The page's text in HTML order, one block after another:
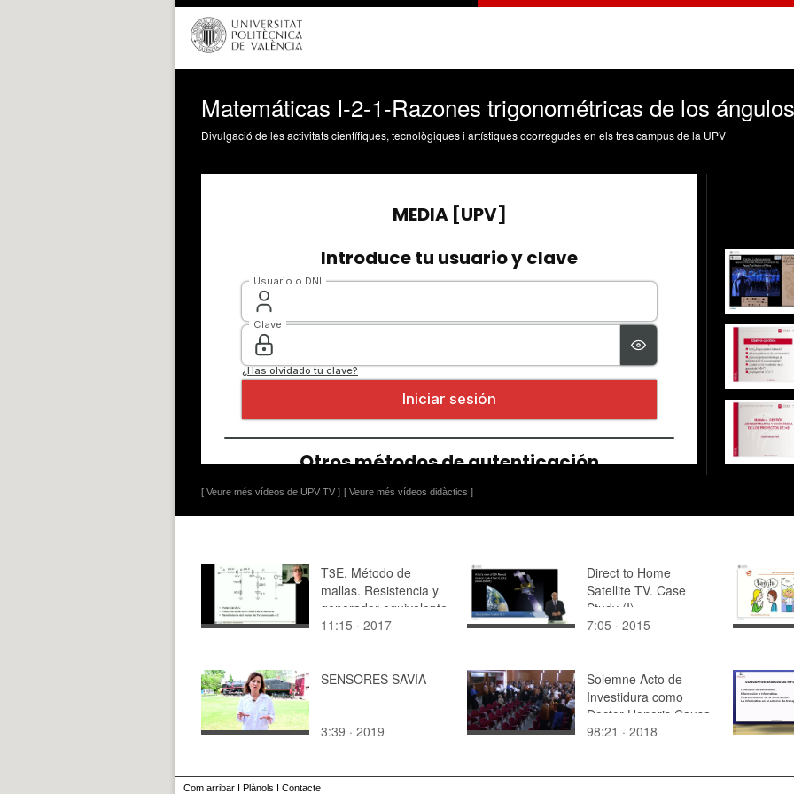
Matemáticas I-2-1-Razones trigonométricas de los
Divulgació de les activitats científiques, tecnològiques i artístiques ocorregudes en els tres campus de la UPV
[ Veure més vídeos de UPV TV ] [ Veure més vídeos didàctics ]
T3E. Método de
mallas. Resistencia y
generador equivalente
C
11:15 · 2017
Direct to Home
Satellite TV. Case
Study (I)
7:05 · 2015
SENSORES SAVIA
3:39 · 2019
Solemne Acto de
Investidura como
Doctor Honoris Causa
del Dr. JOHN
98:21 · 2018
Com arribar I Plànols I Contacte